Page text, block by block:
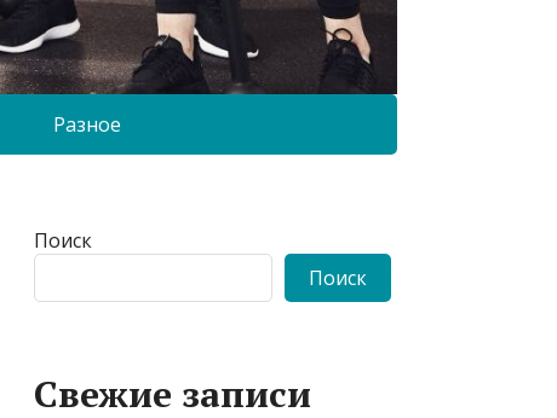
Разное
Поиск
Поиск
Свежие записи